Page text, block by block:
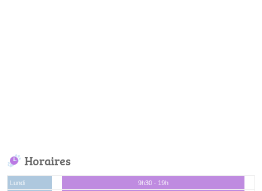
Horaires
Lundi
9h30 - 19h